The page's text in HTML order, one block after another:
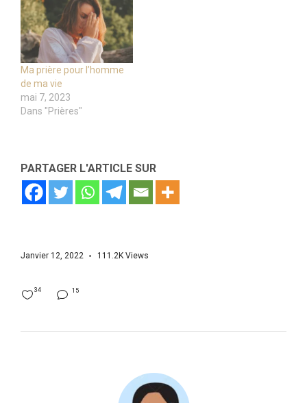
Ma prière pour l’homme
de ma vie
mai 7, 2023
Dans "Prières"
PARTAGER L'ARTICLE SUR
Janvier 12, 2022 111.2K Views
15
34